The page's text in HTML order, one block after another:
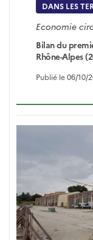
DANS LES
Economie
Bilan du
Rhône-Alpes
Publié le 06/10/